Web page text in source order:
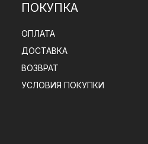
ПОКУПКА
ОПЛАТА
ДОСТАВКА
ВОЗВРАТ
УСЛОВИЯ ПОКУПКИ